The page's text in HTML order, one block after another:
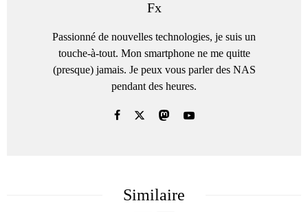
Fx
Passionné de nouvelles technologies, je suis un
touche-à-tout. Mon smartphone ne me quitte
(presque) jamais. Je peux vous parler des NAS
pendant des heures.
Similaire